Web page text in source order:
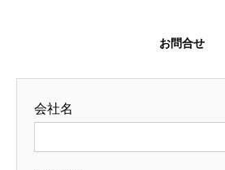
お問合せ
会社名